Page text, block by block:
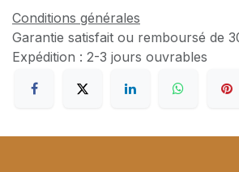
Conditions générales
Garantie satisfait ou remboursé de
Expédition : 2-3 jours ouvrables